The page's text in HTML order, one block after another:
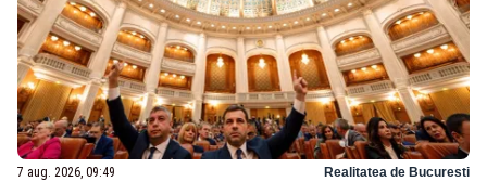
7 aug. 2026, 09:49 Realitatea de Bucuresti